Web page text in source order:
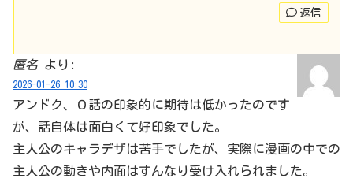
返信
匿名 より:
2026-01-26 10:30
アンドク、０話の印象的に期待は低かったのです
が、話自体は面白くて好印象でした。
主人公のキャラデザは苦手でしたが、実際に漫画の中での
主人公の動きや内面はすんなり受け入れられました。